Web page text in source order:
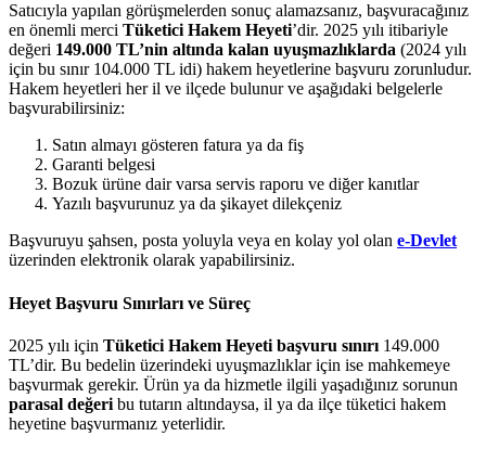
Satıcıyla yapılan görüşmelerden sonuç alamazsanız, başvuracağınız
en önemli merci Tüketici Hakem Heyeti’dir. 2025 yılı itibariyle
değeri 149.000 TL’nin altında kalan uyuşmazlıklarda (2024 yılı
için bu sınır 104.000 TL idi) hakem heyetlerine başvuru zorunludur.
Hakem heyetleri her il ve ilçede bulunur ve aşağıdaki belgelerle
başvurabilirsiniz:
Satın almayı gösteren fatura ya da fiş
Garanti belgesi
Bozuk ürüne dair varsa servis raporu ve diğer kanıtlar
Yazılı başvurunuz ya da şikayet dilekçeniz
Başvuruyu şahsen, posta yoluyla veya en kolay yol olan e-Devlet
üzerinden elektronik olarak yapabilirsiniz.
Heyet Başvuru Sınırları ve Süreç
2025 yılı için Tüketici Hakem Heyeti başvuru sınırı 149.000
TL’dir. Bu bedelin üzerindeki uyuşmazlıklar için ise mahkemeye
başvurmak gerekir. Ürün ya da hizmetle ilgili yaşadığınız sorunun
parasal değeri bu tutarın altındaysa, il ya da ilçe tüketici hakem
heyetine başvurmanız yeterlidir.